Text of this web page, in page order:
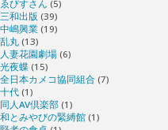
ゑびすさん (5)
三和出版 (39)
中嶋興業 (19)
乱丸 (13)
人妻花園劇場 (6)
光夜蝶 (15)
全日本カメコ協同組合 (7)
十代 (1)
同人AV倶楽部 (1)
和とみやびの緊縛館 (1)